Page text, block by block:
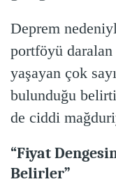
Deprem
portföyü
yaşayan çok
bulunduğu
de ciddi
“Fiyat
Belirler”